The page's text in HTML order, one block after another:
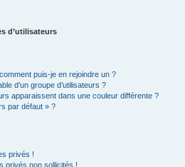
d’utilisateurs
puis-je en rejoindre un ?
d’un groupe d’utilisateurs ?
apparaissent dans une couleur différente ?
par défaut » ?
privés !
privés non sollicités !